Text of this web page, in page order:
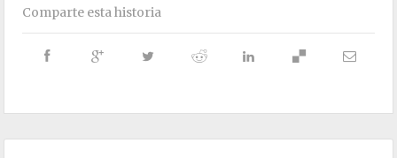
Comparte esta historia